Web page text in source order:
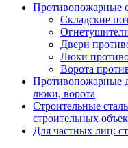
Противопожарные
Складские
Двери
Люки
Ворота
Противопожарные
люки, ворота
Строительные
строительных
Для частных лиц: